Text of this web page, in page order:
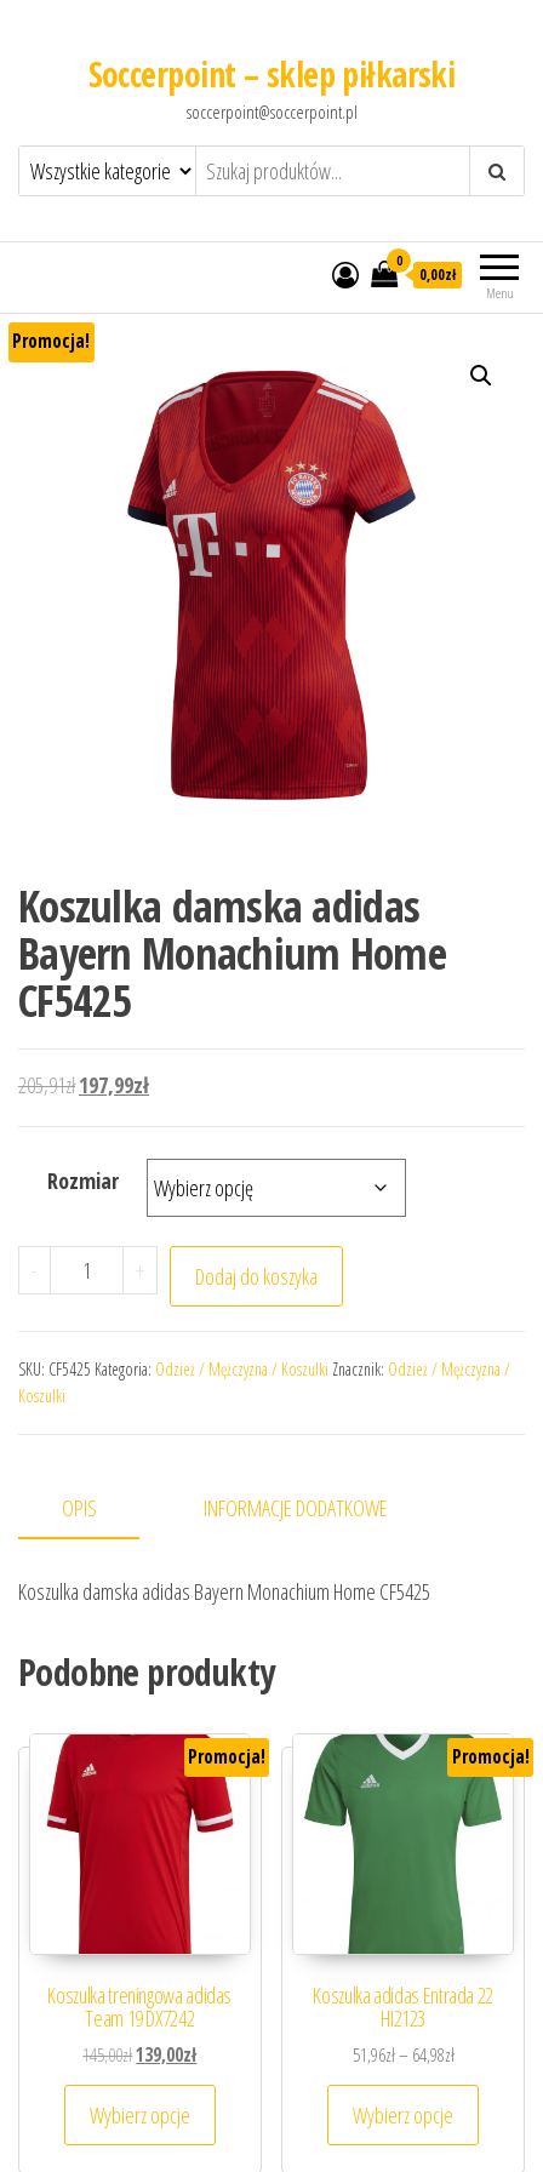
Soccerpoint – sklep piłkarski
soccerpoint@soccerpoint.pl
Menu
0
0,00zł
Promocja!
Koszulka damska adidas
Bayern Monachium Home
CF5425
205,91złPierwotna cena wynosiła: 205,91zł.
197,99złAktualna cena wynosi: 197,99zł.
Rozmiar
- ilość Koszulka damska adidas Bayern Monachium Home
+ Dodaj do koszyka
SKU: CF5425 Kategoria: Odzież / Mężczyzna / Koszulki Znacznik: Odzież / Mężczyzna /
Koszulki
OPIS INFORMACJE DODATKOWE
Koszulka damska adidas Bayern Monachium Home CF5425
Podobne produkty
Promocja!
Koszulka treningowa adidas
Team 19 DX7242
145,00złPierwotna cena wynosiła: 145,00zł.
139,00złAktualna cena wynosi: 139,00zł.
Wybierz opcje
Ten produkt ma wiele wariantów. Opcje
Promocja!
Koszulka adidas Entrada 22
HI2123
51,96zł– 64,98złZakres cen:
Wybierz opcje
Ten